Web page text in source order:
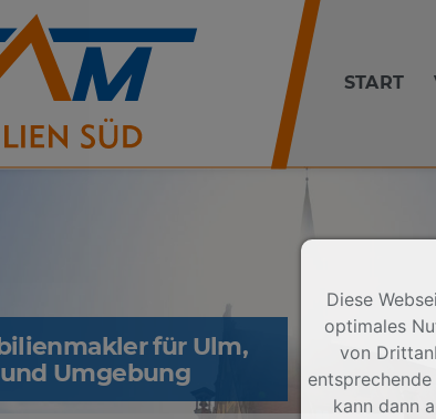
für Ulm,
Umgebung
START
Diese
optimales
von
kann dann